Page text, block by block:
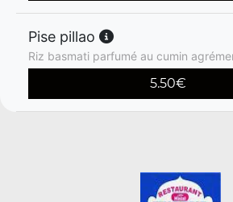
Pise pillao
Riz basmati parfumé au cumin
5.50€